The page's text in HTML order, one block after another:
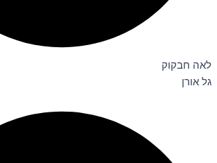
לאה חבקוק
גל אורן